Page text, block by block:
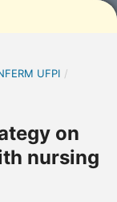
UFPI /
on
nursing